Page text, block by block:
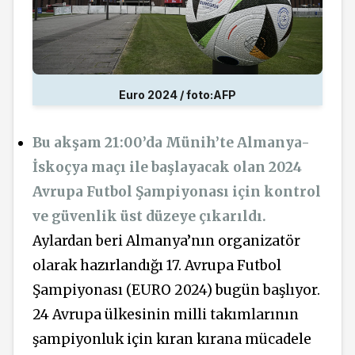
Euro 2024 / foto:AFP
Bu akşam 21:00’da Münih’te Almanya-
İskoçya maçı ile başlayacak olan 2024
Avrupa Futbol Şampiyonası için kontrol
ve güvenlik üst düzeye çıkarıldı.
Aylardan beri Almanya’nın organizatör
olarak hazırlandığı 17. Avrupa Futbol
Şampiyonası (EURO 2024) bugün başlıyor.
24 Avrupa ülkesinin milli takımlarının
şampiyonluk için kıran kırana mücadele